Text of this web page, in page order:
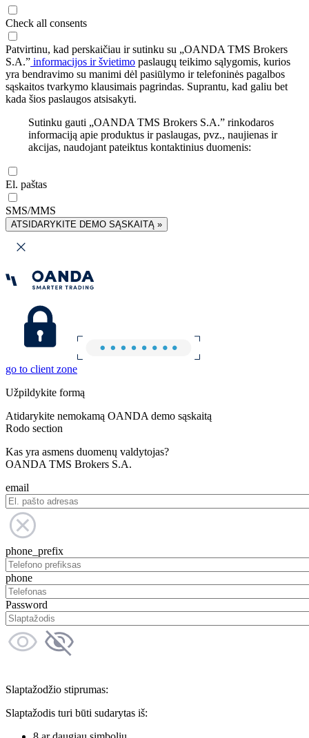
Check all consents
Patvirtinu, kad perskaičiau ir sutinku su „OANDA TMS Brokers
S.A.” informacijos ir švietimo paslaugų teikimo sąlygomis, kurios
yra bendravimo su manimi dėl pasiūlymo ir telefoninės pagalbos
sąskaitos tvarkymo klausimais pagrindas. Suprantu, kad galiu bet
kada šios paslaugos atsisakyti.
Sutinku gauti „OANDA TMS Brokers S.A.” rinkodaros
informaciją apie produktus ir paslaugas, pvz., naujienas ir
akcijas, naudojant pateiktus kontaktinius duomenis:
El. paštas
SMS/MMS
ATSIDARYKITE DEMO SĄSKAITĄ »
go to client zone
Užpildykite formą
Atidarykite nemokamą OANDA demo sąskaitą
Rodo section
Kas yra asmens duomenų valdytojas?
OANDA TMS Brokers S.A.
email
phone_prefix
phone
Password
Slaptažodžio stiprumas:
Slaptažodis turi būti sudarytas iš: